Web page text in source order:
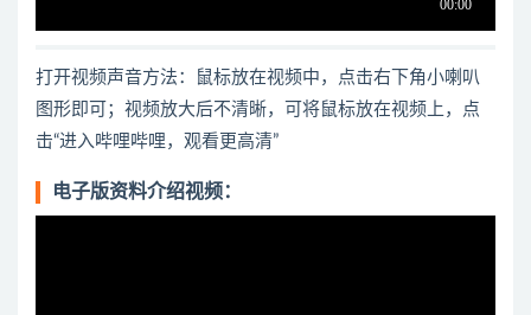
打开视频声音方法：鼠标放在视频中，点击右下角小喇叭
图形即可；视频放大后不清晰，可将鼠标放在视频上，点
击“进入哔哩哔哩，观看更高清”
电子版资料介绍视频：